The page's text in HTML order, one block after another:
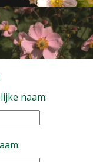
'Splendens'Vaste
Anemone
Anemone x
Anemone
Charm'
naam: